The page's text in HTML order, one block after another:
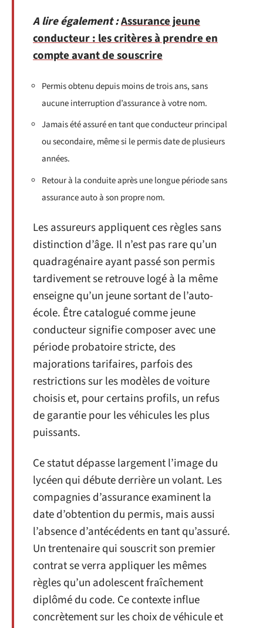
A lire également :Assurance jeune
conducteur : les critères à prendre en
compte avant de souscrire
Permis obtenu depuis moins de trois ans, sans
aucune interruption d’assurance à votre nom.
Jamais été assuré en tant que conducteur principal
ou secondaire, même si le permis date de plusieurs
années.
Retour à la conduite après une longue période sans
assurance auto à son propre nom.
Les assureurs appliquent ces règles sans
distinction d’âge. Il n’est pas rare qu’un
quadragénaire ayant passé son permis
tardivement se retrouve logé à la même
enseigne qu’un jeune sortant de l’auto-
école. Être catalogué comme jeune
conducteur signifie composer avec une
période probatoire stricte, des
majorations tarifaires, parfois des
restrictions sur les modèles de voiture
choisis et, pour certains profils, un refus
de garantie pour les véhicules les plus
puissants.
Ce statut dépasse largement l’image du
lycéen qui débute derrière un volant. Les
compagnies d’assurance examinent la
date d’obtention du permis, mais aussi
l’absence d’antécédents en tant qu’assuré.
Un trentenaire qui souscrit son premier
contrat se verra appliquer les mêmes
règles qu’un adolescent fraîchement
diplômé du code. Ce contexte influe
concrètement sur les choix de véhicule et